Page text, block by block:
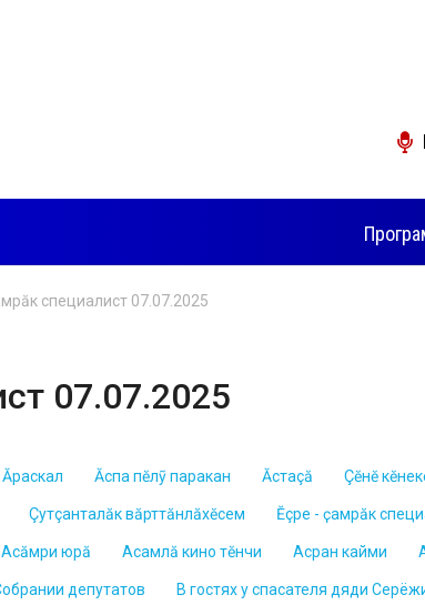
специалист 07.07.2025
07.07.2025
Ăраскал Ăспа пĕлỹ паракан Ăстаçă Çĕнĕ
Çутçанталăк вăрттăнлăхĕсем Ĕçре - ҫамрӑк
Асăмри юрă Асамлă кино тĕнчи Асран кайми
депутатов В гостях у спасателя дяди